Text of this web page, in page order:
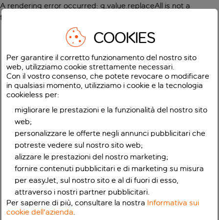
A rendering error occurred: g.value.replaceAll is not a
function
COOKIES
Per garantire il corretto funzionamento del nostro sito
web, utilizziamo cookie strettamente necessari.
Con il vostro consenso, che potete revocare o modificare
in qualsiasi momento, utilizziamo i cookie e la tecnologia
cookieless per:
migliorare le prestazioni e la funzionalità del nostro sito
web;
personalizzare le offerte negli annunci pubblicitari che
potreste vedere sul nostro sito web;
alizzare le prestazioni del nostro marketing;
fornire contenuti pubblicitari e di marketing su misura
per easyJet, sul nostro sito e al di fuori di esso,
attraverso i nostri partner pubblicitari.
Per saperne di più, consultare la nostra Informativa sui
cookie dell'azienda.